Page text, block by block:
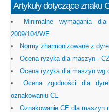
Artykuły dotyczące znaku
Minimalne wymagania
2009/104/WE
Normy zharmonizowane z
Ocena ryzyka dla maszyn -
Ocena ryzyka dla maszyn wg
Ocena zgodności dla
oznakowaniu CE
Oznakowanie CE dla maszyn